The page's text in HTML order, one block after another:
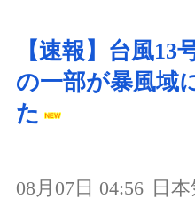
【速報】台風
の一部が暴風域
た
08月07日 04:56 日